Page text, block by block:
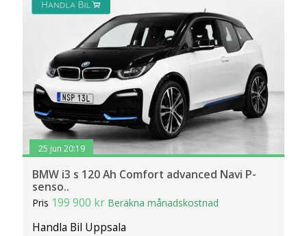
25 jun 20:19
BMW i3 s 120 Ah Comfort advanced Navi P-
senso..
Pris 199 900 kr Beräkna månadskostnad
Handla Bil Uppsala